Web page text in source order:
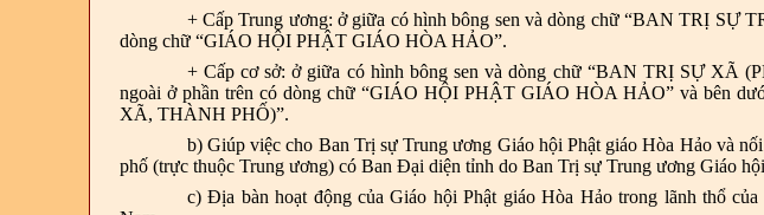
+ Cấp Trung ương: ở giữa có hình bông sen và dòng chữ “BAN TRỊ SỰ
dòng chữ “GIÁO HỘI PHẬT GIÁO HÒA HẢO”.
+ Cấp cơ sở: ở giữa có hình bông sen và dòng chữ “BAN TRỊ SỰ XÃ
ngoài ở phần trên có dòng chữ “GIÁO HỘI PHẬT GIÁO HÒA HẢO” và bên
XÃ, THÀNH PHỐ)”.
b) Giúp việc cho Ban Trị sự Trung ương Giáo hội Phật giáo Hòa Hảo và
phố (trực thuộc Trung ương) có Ban Đại diện tỉnh do Ban Trị sự Trung ương Giáo
c) Địa bàn hoạt động của Giáo hội Phật giáo Hòa Hảo trong lãnh thổ